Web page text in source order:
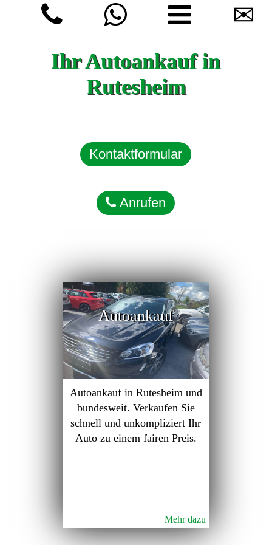
✉
Ihr Autoankauf in
Rutesheim
Kontaktformular
Anrufen
Autoankauf
Autoankauf in Rutesheim und
bundesweit. Verkaufen Sie
schnell und unkompliziert Ihr
Auto zu einem fairen Preis.
Mehr dazu